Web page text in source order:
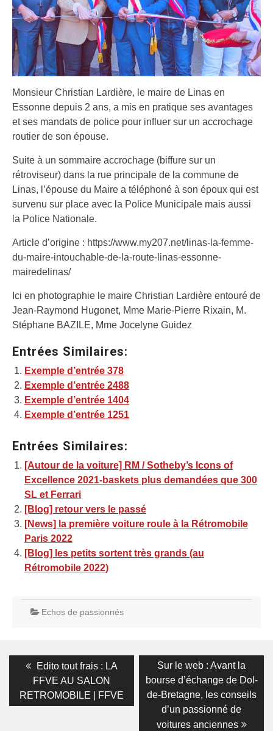
Monsieur Christian Lardière, le maire de Linas en
Essonne depuis 2 ans, a mis en pratique ses avantages
et ses mandats de police pour influer sur un accrochage
routier de son épouse.
Suite à un sommaire accrochage (biffure sur un
rétroviseur) dans la rue principale de la commune de
Linas, l’épouse du Maire a téléphoné à son époux qui est
survenu sur place avec la Police Municipale mais aussi
la Police Nationale.
Article d’origine : https://www.my207.net/linas-la-femme-
du-maire-intouchable-de-la-route-linas-essonne-
mairedelinas/
Ici en photographie le maire Christian Lardière entouré de
Jean-Raymond Hugonet, Mme Marie-Pierre Rixain, M.
Stéphane BAZILE, Mme Jocelyne Guidez
Entrées Similaires:
Exemple d’entrée 378
Exemple d’entrée 2488
Exemple d’entrée 1404
Exemple d’entrée 1251
Entrées Similaires:
[Autour de la voiture] RM / Sotheby’s Icons of
Excellence 2021-baskets plus demandées que 300
SL et Ferrari
[Blog] retour vers le passé
[News] la première voiture roule à la Rétromobile
Paris 2022
[Blog] les petits sortent très grands (au
Rétromobile 2022)
Echos de passionnés
Navigation
l’article
Previous
post:
Edito tout frais : LA
FFVE AU SALON
RETROMOBILE | FFVE
Next
post:
Sur le web : Avant la
bourse d’échange de Dol-
de-Bretagne, les conseils
d’un passionné de
voitures anciennes